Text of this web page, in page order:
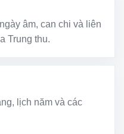
âm, can chi và liên
Trung thu.
lịch năm và các